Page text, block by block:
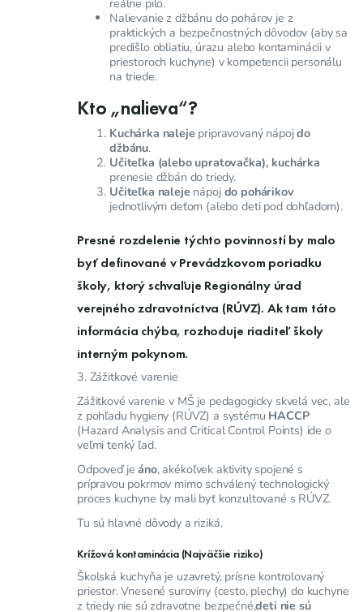
Nalievanie z džbánu do pohárov je z
praktických a bezpečnostných dôvodov (aby sa
predišlo obliatiu, úrazu alebo kontaminácii v
priestoroch kuchyne) v kompetencii personálu
na triede.
Kto „nalieva“?
Kuchárka nalejepripravovaný nápojdo
džbánu.
Učiteľka (alebo upratovačka), kuchárka
prenesie džbán do triedy.
Učiteľka nalejenápoj do pohárikov
jednotlivým deťom (alebo deti pod dohľadom).
Presné rozdelenie týchto povinností by malo
byť definované vPrevádzkovom poriadku
školy, ktorý schvaľuje Regionálny úrad
verejného zdravotníctva (RÚVZ). Ak tam táto
informácia chýba, rozhoduje riaditeľ školy
interným pokynom.
3. Zážitkové varenie
Zážitkové varenie v MŠ je pedagogicky skvelá vec, ale
z pohľadu hygieny (RÚVZ) a systému HACCP
(Hazard Analysis and Critical Control Points) ide o
veľmi tenký ľad.
Odpoveď jeáno, akékoľvek aktivity spojené s
prípravou pokrmov mimo schválený technologický
proces kuchyne by mali byť konzultované s RÚVZ.
Tu sú hlavné dôvody a riziká.
Krížová kontaminácia (Najväčšie riziko)
Školská kuchyňa je uzavretý, prísne kontrolovaný
priestor. Vnesené suroviny (cesto, plechy) do kuchyne
z triedy nie sú zdravotne bezpečné,deti nie sú